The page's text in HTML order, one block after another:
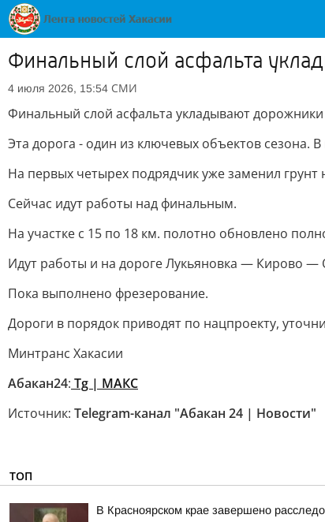
Финальный слой асфальта
4 июля 2026, 15:54 СМИ
Финальный слой асфальта укладывают
Эта дорога - один из ключевых объектов сезона.
На первых четырех подрядчик уже заменил
Сейчас идут работы над финальным.
На участке с 15 по 18 км. полотно обновлено
Идут работы и на дороге Лукьяновка — Кирово
Пока выполнено фрезерование.
Дороги в порядок приводят по нацпроекту,
Минтранс Хакасии
Абакан24: Tg | MAКС
Источник: Telegram-канал "Абакан 24 | Новости"
ТОП
В Красноярском крае завершено